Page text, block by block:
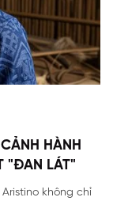
HÀNH
"ĐAN LÁT"
không chỉ